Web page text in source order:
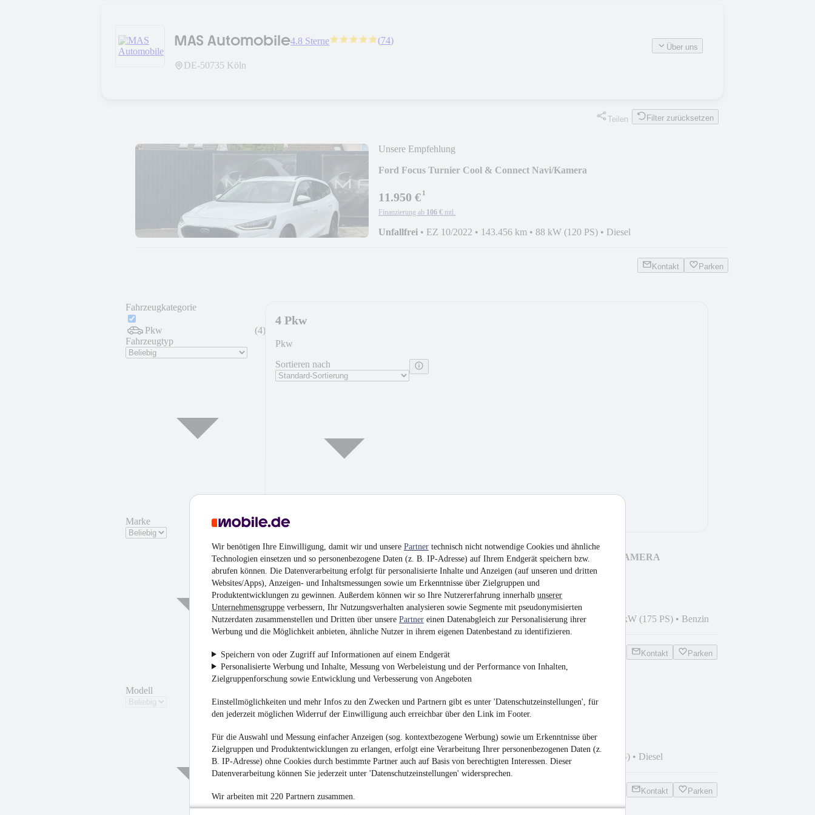
Wir benötigen Ihre Einwilligung, damit wir und unsere Partner technisch nicht notwendige Cookies und ähnliche
Technologien einsetzen und so personenbezogene Daten (z. B. IP-Adresse) auf Ihrem Endgerät speichern bzw.
abrufen können. Die Datenverarbeitung erfolgt für personalisierte Inhalte und Anzeigen (auf unseren und dritten
Websites/Apps), Anzeigen- und Inhaltsmessungen sowie um Erkenntnisse über Zielgruppen und
Produktentwicklungen zu gewinnen. Außerdem können wir so Ihre Nutzererfahrung innerhalb unserer
Unternehmensgruppe verbessern, Ihr Nutzungsverhalten analysieren sowie Segmente mit pseudonymisierten
Nutzerdaten zusammenstellen und Dritten über unsere Partner einen Datenabgleich zur Personalisierung ihrer
Werbung und die Möglichkeit anbieten, ähnliche Nutzer in ihrem eigenen Datenbestand zu identifizieren.
Speichern von oder Zugriff auf Informationen auf einem Endgerät
Personalisierte Werbung und Inhalte, Messung von Werbeleistung und der Performance von Inhalten,
Zielgruppenforschung sowie Entwicklung und Verbesserung von Angeboten
Einstellmöglichkeiten und mehr Infos zu den Zwecken und Partnern gibt es unter 'Datenschutzeinstellungen', für
den jederzeit möglichen Widerruf der Einwilligung auch erreichbar über den Link im Footer.
Für die Auswahl und Messung einfacher Anzeigen (sog. kontextbezogene Werbung) sowie um Erkenntnisse über
Zielgruppen und Produktentwicklungen zu erlangen, erfolgt eine Verarbeitung Ihrer personenbezogenen Daten (z.
B. IP-Adresse) ohne Cookies durch bestimmte Partner auch auf Basis von berechtigten Interessen. Dieser
Datenverarbeitung können Sie jederzeit unter 'Datenschutzeinstellungen' widersprechen.
Wir arbeiten mit 220 Partnern zusammen.
MAS Automobile4.8 Sterne (74)
DE-50735 Köln
Über uns
Teilen Filter zurücksetzen
Unsere Empfehlung
Ford Focus Turnier Cool & Connect Navi/Kamera
11.950 €¹
Finanzierung ab 106 € mtl.
Unfallfrei • EZ 10/2022 • 143.456 km • 88 kW (120 PS) • Diesel
Kontakt Parken
Fahrzeugkategorie
Pkw (4)
Fahrzeugtyp
Marke
Modell
4 Pkw
Pkw
Sortieren nach
Ford Kuga Vignale Aut. PANORAMA/KAMERA
15.950 €
Finanzierung ab 141 € mtl.
Unfallfrei•EZ 12/2019•90.601 km 129 kW (175 PS) • Benzin
Kontakt Parken
15.900 €
Finanzierung ab 140 € mtl.
EZ 09/2015 • 174.404 km• 140 kW (190 PS) • Diesel
Kontakt Parken